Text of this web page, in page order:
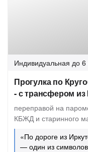
Индивидуальная до 6
Прогулка по
- с трансфером из
переправой на
КБЖД и старинного
«По дороге из
— один из